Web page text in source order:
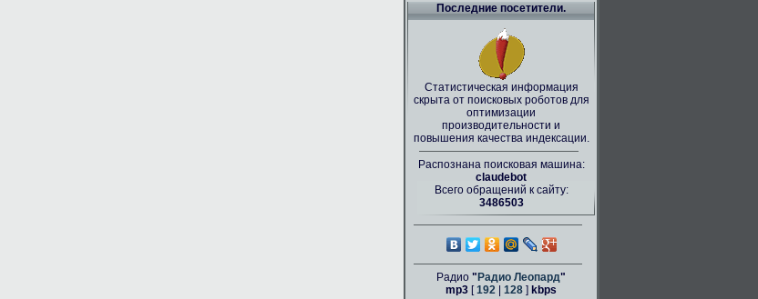
Последние посетители.
Статистическая информация
скрыта от поисковых роботов для
оптимизации
производительности и
повышения качества индексации.
Распознана поисковая машина:
claudebot
Всего обращений к сайту:
3486503
Радио " Радио Леопард"
mp3 [192 128 ] kbps